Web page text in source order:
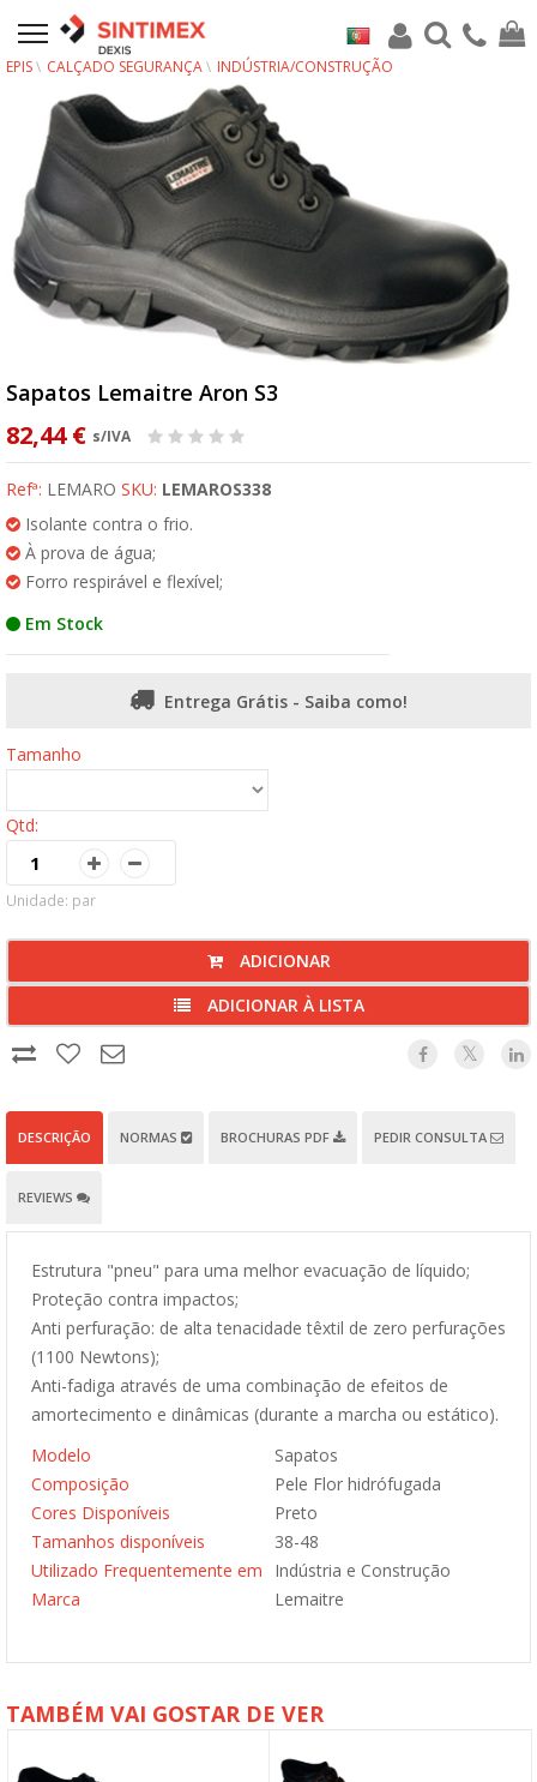
EPIS CALÇADO SEGURANÇA INDÚSTRIA/CONSTRUÇÃO
Sapatos Lemaitre Aron S3
82,44 € s/IVA
Refª: LEMARO SKU: LEMAROS338
Isolante contra o frio.
À prova de água;
Forro respirável e flexível;
Em Stock
Entrega Grátis - Saiba como!
Tamanho
Qtd:
Unidade: par
ADICIONAR
ADICIONAR À LISTA
DESCRIÇÃO NORMAS BROCHURAS PDF PEDIR CONSULTA
REVIEWS
Estrutura "pneu" para uma melhor evacuação de líquido;
Proteção contra impactos;
Anti perfuração: de alta tenacidade têxtil de zero perfurações
(1100 Newtons);
Anti-fadiga através de uma combinação de efeitos de
amortecimento e dinâmicas (durante a marcha ou estático).
Modelo
Sapatos
Composição
Pele Flor hidrófugada
Cores Disponíveis
Preto
Tamanhos disponíveis
38-48
Utilizado Frequentemente em
Indústria e Construção
Marca
Lemaitre
TAMBÉM VAI GOSTAR DE VER